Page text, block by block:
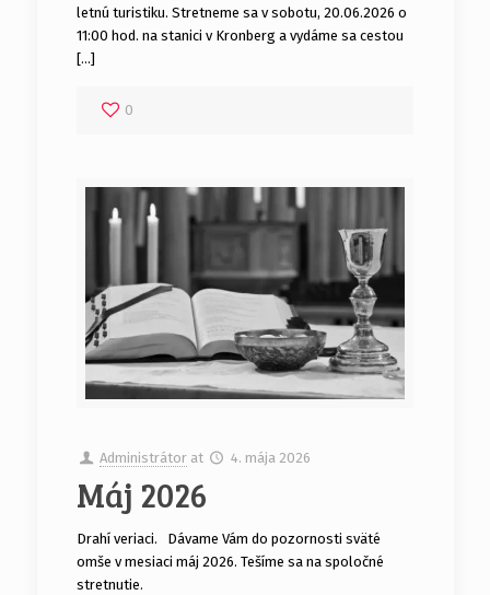
letnú turistiku. Stretneme sa v sobotu, 20.06.2026 o
11:00 hod. na stanici v Kronberg a vydáme sa cestou
[…]
0
Administrátor at 4. mája 2026
Máj 2026
Drahí veriaci. Dávame Vám do pozornosti sväté
omše v mesiaci máj 2026. Tešíme sa na spoločné
stretnutie.